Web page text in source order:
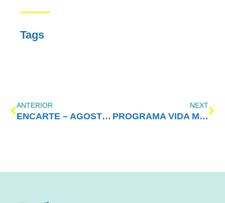
Tags
ANTERIOR
ENCARTE – AGOSTO/2018 – 8° PRINCÍPIO
NEXT
PROGRAMA VIDA MELHOR – REDEVIDA – 30/07/2018